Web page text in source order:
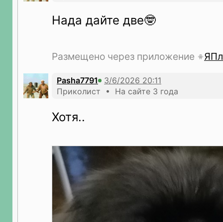
Нада дайте две🤓
Размещено через приложение
Pasha7791
Приколист • На сайте 3 года
Хотя..